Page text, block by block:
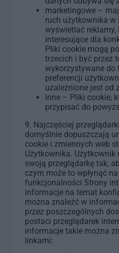
marketingowe –
ruch użytkownika w
wyświetlać reklamy,
interesujące dla
Pliki cookie mogą
trzecich i być przez
wykorzystywane do
preferencji
uzależnione jest od
inne – Pliki cookie,
przypisać do
9. Najczęściej
domyślnie dopuszczają
cookie i zmiennych web
Użytkownika.
swoją przeglądarkę tak,
czym może to wpłynąć
funkcjonalności Strony
informacje na temat
można znaleźć w
przez poszczególnych
postaci przeglądarek
informacje takie można
linkami: